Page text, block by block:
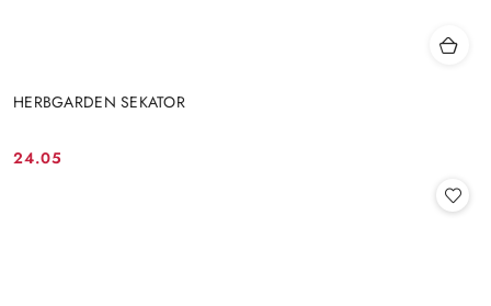
HERBGARDEN SEKATOR
Cena:
24.05